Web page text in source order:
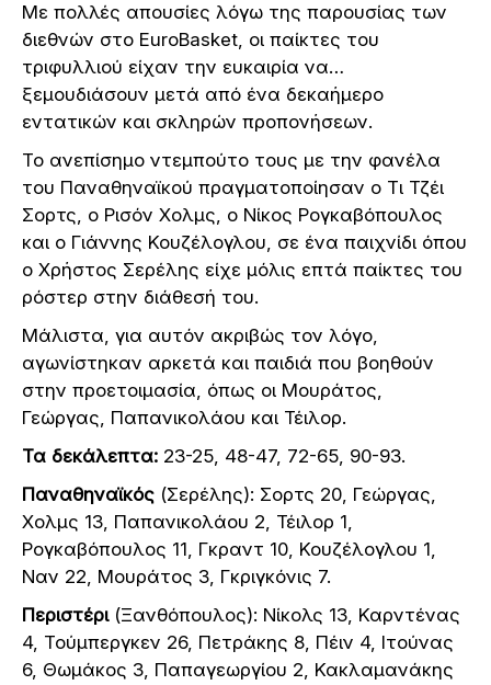
Με πολλές απουσίες λόγω της παρουσίας των
διεθνών στο EuroBasket, οι παίκτες του
τριφυλλιού είχαν την ευκαιρία να…
ξεμουδιάσουν μετά από ένα δεκαήμερο
εντατικών και σκληρών προπονήσεων.
Το ανεπίσημο ντεμπούτο τους με την φανέλα
του Παναθηναϊκού πραγματοποίησαν ο Τι Τζέι
Σορτς, ο Ρισόν Χολμς, ο Νίκος Ρογκαβόπουλος
και ο Γιάννης Κουζέλογλου, σε ένα παιχνίδι όπου
ο Χρήστος Σερέλης είχε μόλις επτά παίκτες του
ρόστερ στην διάθεσή του.
Μάλιστα, για αυτόν ακριβώς τον λόγο,
αγωνίστηκαν αρκετά και παιδιά που βοηθούν
στην προετοιμασία, όπως οι Μουράτος,
Γεώργας, Παπανικολάου και Τέιλορ.
Τα δεκάλεπτα: 23-25, 48-47, 72-65, 90-93.
Παναθηναϊκός (Σερέλης): Σορτς 20, Γεώργας,
Χολμς 13, Παπανικολάου 2, Τέιλορ 1,
Ρογκαβόπουλος 11, Γκραντ 10, Κουζέλογλου 1,
Ναν 22, Μουράτος 3, Γκριγκόνις 7.
Περιστέρι(Ξανθόπουλος): Νίκολς 13, Καρντένας
4, Τούμπεργκεν 26, Πετράκης 8, Πέιν 4, Ιτούνας
6, Θωμάκος 3, Παπαγεωργίου 2, Κακλαμανάκης